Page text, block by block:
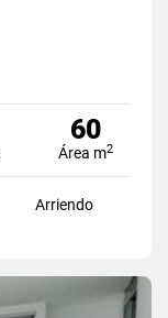
60
Área m2
Arriendo